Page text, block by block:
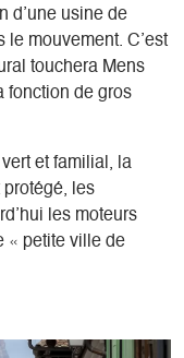
d’une usine de
le mouvement. C’est
touchera Mens
fonction de gros
et familial, la
protégé, les
les moteurs
« petite ville de